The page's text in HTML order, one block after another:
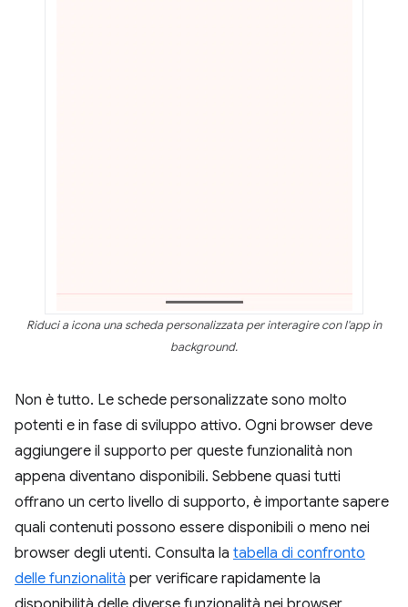
Riduci a icona una scheda personalizzata per interagire con l'app in
background.
Non è tutto. Le schede personalizzate sono molto
potenti e in fase di sviluppo attivo. Ogni browser deve
aggiungere il supporto per queste funzionalità non
appena diventano disponibili. Sebbene quasi tutti
offrano un certo livello di supporto, è importante sapere
quali contenuti possono essere disponibili o meno nei
browser degli utenti. Consulta la tabella di confronto
delle funzionalità per verificare rapidamente la